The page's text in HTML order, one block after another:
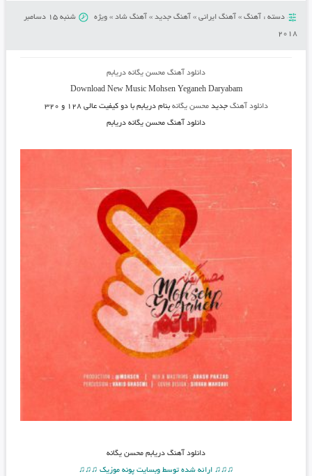
دسته : آهنگ» آهنگ ایرانی» آهنگ جدید» آهنگ شاد» ویژه
شنبه 15 دسامبر
2018
دانلود آهنگ محسن یگانه دریابم
Download New MusicMohsen Yeganeh Daryabam
دانلود آهنگ جدیدمحسن یگانه بنام دریابمبا دو کیفیت عالی ۱۲۸ و ۳۲۰
دانلود آهنگ محسن یگانه دریابم
دانلود آهنگدریابم محسن یگانه
♫♫♫ ارائه شده توسط وبسایت پونه موزیک ♫♫♫